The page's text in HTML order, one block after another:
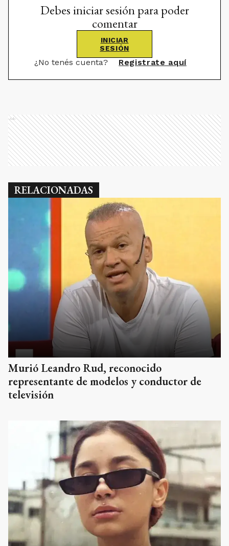
Debes iniciar sesión para poder
comentar
INICIAR
SESIÓN
¿No tenés cuenta? Registrate aquí
Ads
RELACIONADAS
Murió Leandro Rud, reconocido
representante de modelos y conductor de
televisión